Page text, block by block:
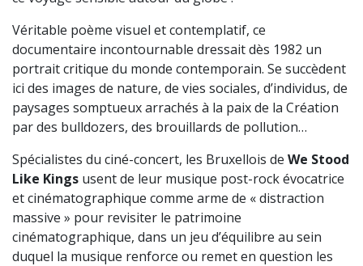
Véritable poème visuel et contemplatif, ce
documentaire incontournable dressait dès 1982 un
portrait critique du monde contemporain. Se succèdent
ici des images de nature, de vies sociales, d’individus, de
paysages somptueux arrachés à la paix de la Création
par des bulldozers, des brouillards de pollution…
Spécialistes du ciné-concert, les Bruxellois de We Stood
Like Kings usent de leur musique post-rock évocatrice
et cinématographique comme arme de « distraction
massive » pour revisiter le patrimoine
cinématographique, dans un jeu d’équilibre au sein
duquel la musique renforce ou remet en question les